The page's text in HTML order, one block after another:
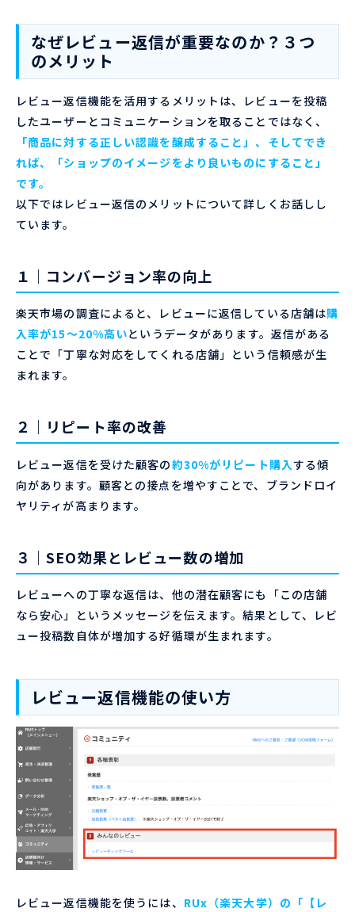
なぜレビュー返信が重要なのか？３つ
のメリット
レビュー返信機能を活用するメリットは、レビューを投稿
したユーザーとコミュニケーションを取ることではなく、
「商品に対する正しい認識を醸成すること」、そしてでき
れば、「ショップのイメージをより良いものにすること」
です。
以下ではレビュー返信のメリットについて詳しくお話しし
ています。
１｜コンバージョン率の向上
楽天市場の調査によると、レビューに返信している店舗は購
入率が15〜20%高いというデータがあります。返信がある
ことで「丁寧な対応をしてくれる店舗」という信頼感が生
まれます。
２｜リピート率の改善
レビュー返信を受けた顧客の約30%がリピート購入する傾
向があります。顧客との接点を増やすことで、ブランドロイ
ヤリティが高まります。
３｜SEO効果とレビュー数の増加
レビューへの丁寧な返信は、他の潜在顧客にも「この店舗
なら安心」というメッセージを伝えます。結果として、レビ
ュー投稿数自体が増加する好循環が生まれます。
レビュー返信機能の使い方
レビュー返信機能を使うには、 RUx（楽天大学）の「【レ